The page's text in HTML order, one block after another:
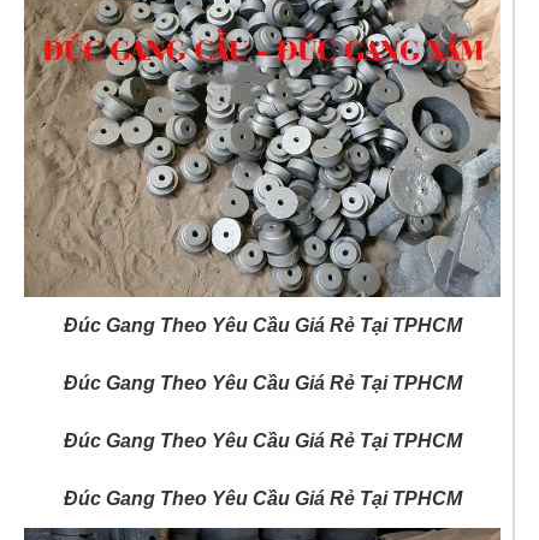
Đúc Gang Theo Yêu Cầu Giá Rẻ Tại TPHCM
Đúc Gang Theo Yêu Cầu Giá Rẻ Tại TPHCM
Đúc Gang Theo Yêu Cầu Giá Rẻ Tại TPHCM
Đúc Gang Theo Yêu Cầu Giá Rẻ Tại TPHCM